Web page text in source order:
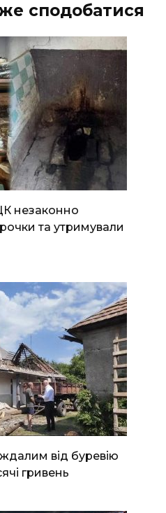
сподобатися
незаконно
та утримували
від буревію
гривень